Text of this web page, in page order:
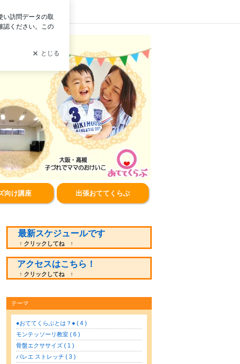
ぶ
最新スケジュールです
↑ クリックしてね ↑
アクセスはこちら！
↑ クリックしてね ↑
向け講座 出張おててくらぶ
テーマ
●おててくらぶとは？● ( 4 )
モンテッソーリ教室 ( 6 )
骨盤エクササイズ ( 1 )
バレエ ストレッチ ( 3 )